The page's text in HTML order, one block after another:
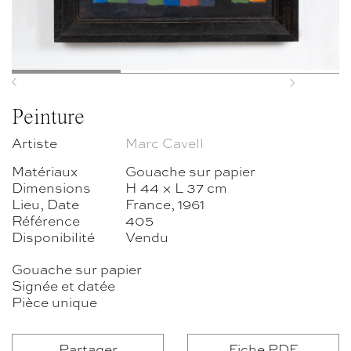
Previous Next
Peinture
Artiste
Marc Cavell
Matériaux
Gouache sur papier
Dimensions
H 44 × L 37 cm
Lieu, Date
France, 1961
Référence
405
Disponibilité
Vendu
Gouache sur papier
Signée et datée
Pièce unique